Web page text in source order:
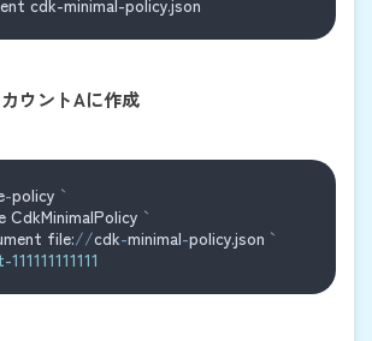
ウントAに作成
-policy
CdkMinimalPolicy
file://cdk-minimal-policy.json